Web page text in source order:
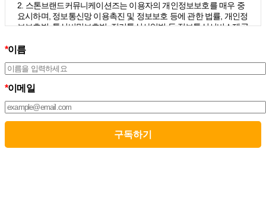
2. 스톤브랜드커뮤니케이션즈는 이용자의 개인정보보호를 매우 중
요시하며, 정보통신망 이용촉진 및 정보보호 등에 관한 법률, 개인정
보보호법, 통신비밀보호법, 전기통신사업법 등 정보통신서비스제공
개인정보처리방침을 통하여 이용자가 제공하는 개인정보가 어떠한
치가 취해지고 있는지 알려드립니다.
선을 위하여 개정하는데 필요한 절차를 정하고 있으며, 개인정보처
리방침을 회사의 필요와 사회적 변화에 맞게 변경할 수 있습니다. 그
리고 개인정보처리방침을 개정하는 경우 버전번호 등을 부여하여
개정된 사항을 이용자께서 쉽게 알아볼 수 있도록 하고 있습니다.
02. 수집하는 개인정보의 항목 및 수집방법
*이름
*이메일